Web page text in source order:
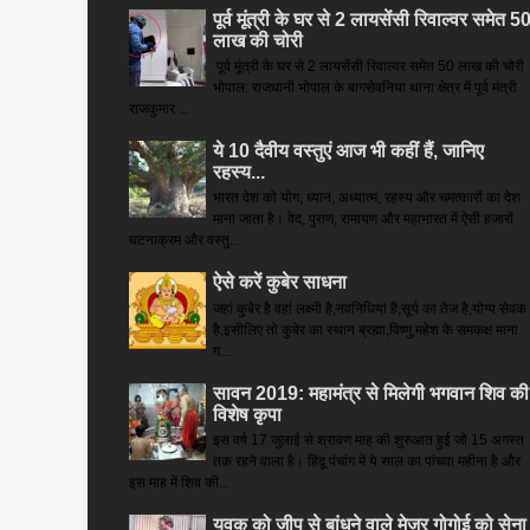
पूर्व मूंत्री के घर से 2 लायसेंसी रिवाल्वर समेत 50
लाख की चोरी
पूर्व मूंत्री के घर से 2 लायसेंसी रिवाल्वर समेत 50 लाख की चोरी
भोपाल: राजधानी भोपाल के बागसेवनिया थाना क्षेत्र में पूर्व मंत्री
राजकुमार ...
ये 10 दैवीय वस्तुएं आज भी कहीं हैं, जानिए
रहस्य...
भारत देश को योग, ध्यान, अध्यात्म, रहस्य और चमत्कारों का देश
माना जाता है। वेद, पुराण, रामायण और महाभारत में ऐसी हजारों
घटनाक्रम और वस्तु...
ऐसे करें कुबेर साधना
जहां कुबेर है­ वहां लक्ष्मी है,नवनिधियां हैं,सूर्य का तेज है,योग्य सेवक
है,इसीलिए तो कुबेर का स्थान ब्रह्मा,विष्णु,महेश के समकक्ष माना
ग...
सावन 2019: महामंत्र से मिलेगी भगवान शिव की
विशेष कृपा
इस वर्ष 17 जुलाई से श्रावण माह की शुरुआत हुई जो 15 अगस्त
तक रहने वाला है। हिंदू पंचांग में ये साल का पांचवा महीना है और
इस माह में शिव की...
युवक को जीप से बांधने वाले मेजर गोगोई को सेना